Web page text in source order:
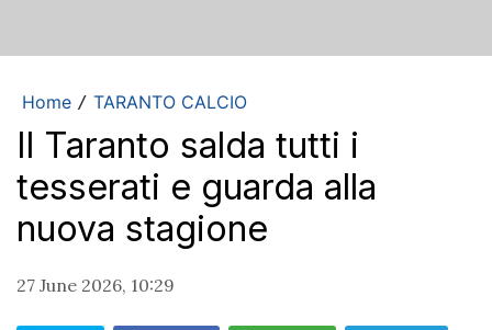
Home / TARANTO CALCIO
Il Taranto salda tutti i
tesserati e guarda alla
nuova stagione
27 June 2026, 10:29